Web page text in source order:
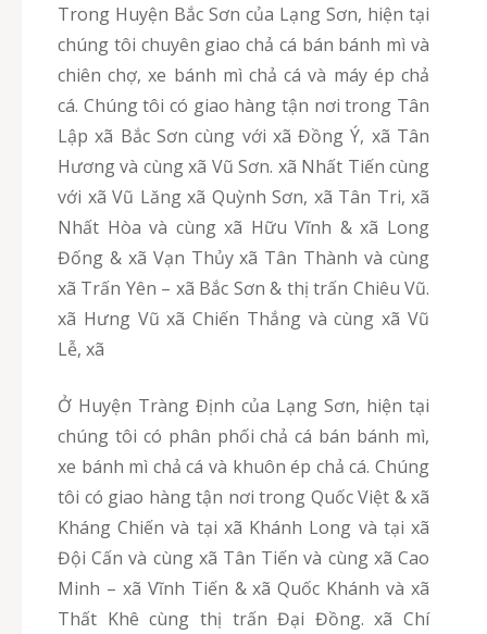
Trong Huyện Bắc Sơn của Lạng Sơn, hiện tại
chúng tôi chuyên giao chả cá bán bánh mì và
chiên chợ, xe bánh mì chả cá và máy ép chả
cá. Chúng tôi có giao hàng tận nơi trong Tân
Lập xã Bắc Sơn cùng với xã Đồng Ý, xã Tân
Hương và cùng xã Vũ Sơn. xã Nhất Tiến cùng
với xã Vũ Lăng xã Quỳnh Sơn, xã Tân Tri, xã
Nhất Hòa và cùng xã Hữu Vĩnh & xã Long
Đống & xã Vạn Thủy xã Tân Thành và cùng
xã Trấn Yên – xã Bắc Sơn & thị trấn Chiêu Vũ.
xã Hưng Vũ xã Chiến Thắng và cùng xã Vũ
Lễ, xã
Ở Huyện Tràng Định của Lạng Sơn, hiện tại
chúng tôi có phân phối chả cá bán bánh mì,
xe bánh mì chả cá và khuôn ép chả cá. Chúng
tôi có giao hàng tận nơi trong Quốc Việt & xã
Kháng Chiến và tại xã Khánh Long và tại xã
Đội Cấn và cùng xã Tân Tiến và cùng xã Cao
Minh – xã Vĩnh Tiến & xã Quốc Khánh và xã
Thất Khê cùng thị trấn Đại Đồng. xã Chí